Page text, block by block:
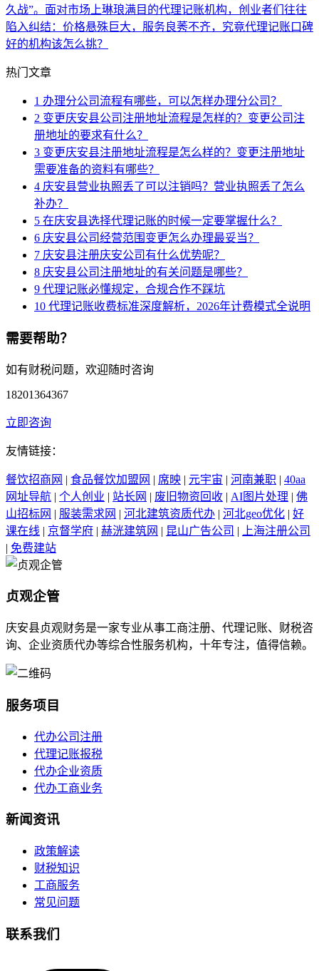
久战”。面对市场上琳琅满目的代理记账机构，创业者们往往
陷入纠结：价格悬殊巨大，服务良莠不齐，究竟代理记账口碑
好的机构该怎么挑？
热门文章
1 办理分公司流程有哪些，可以怎样办理分公司？
2 变更庆安县公司注册地址流程是怎样的？变更公司注
册地址的要求有什么？
3 变更庆安县注册地址流程是怎么样的？变更注册地址
需要准备的资料有哪些？
4 庆安县营业执照丢了可以注销吗？营业执照丢了怎么
补办？
5 在庆安县选择代理记账的时候一定要掌握什么？
6 庆安县公司经营范围变更怎么办理最妥当？
7 庆安县注册庆安公司有什么优势呢？
8 庆安县公司注册地址的有关问题是哪些？
9 代理记账必懂规定，合规合作不踩坑
10 代理记账收费标准深度解析，2026年计费模式全说明
需要帮助？
如有财税问题，欢迎随时咨询
18201364367
立即咨询
友情链接：
餐饮招商网 | 食品餐饮加盟网 | 席映 | 元宇宙 | 河南兼职 | 40aa
网址导航 | 个人创业 | 站长网 | 废旧物资回收 | AI图片处理 | 佛
山招标网 | 服装需求网 | 河北建筑资质代办 | 河北geo优化 | 好
课在线 | 京督学府 | 赫洸建筑网 | 昆山广告公司 |
上海注册公司
| 免费建站
贞观企管
庆安县贞观财务是一家专业从事工商注册、代理记账、财税咨
询、企业资质代办等综合性服务机构，十年专注，值得信赖。
服务项目
代办公司注册
代理记账报税
代办企业资质
代办工商业务
新闻资讯
政策解读
财税知识
工商服务
常见问题
联系我们